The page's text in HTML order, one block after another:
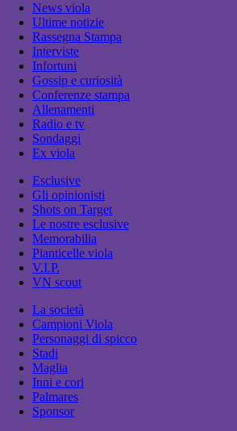
News viola
Ultime notizie
Rassegna Stampa
Interviste
Infortuni
Gossip e curiosità
Conferenze stampa
Allenamenti
Radio e tv
Sondaggi
Ex viola
Esclusive
Gli opinionisti
Shots on Target
Le nostre esclusive
Memorabilia
Pianticelle viola
V.I.P.
VN scout
La società
Campioni Viola
Personaggi di spicco
Stadi
Maglia
Inni e cori
Palmares
Sponsor